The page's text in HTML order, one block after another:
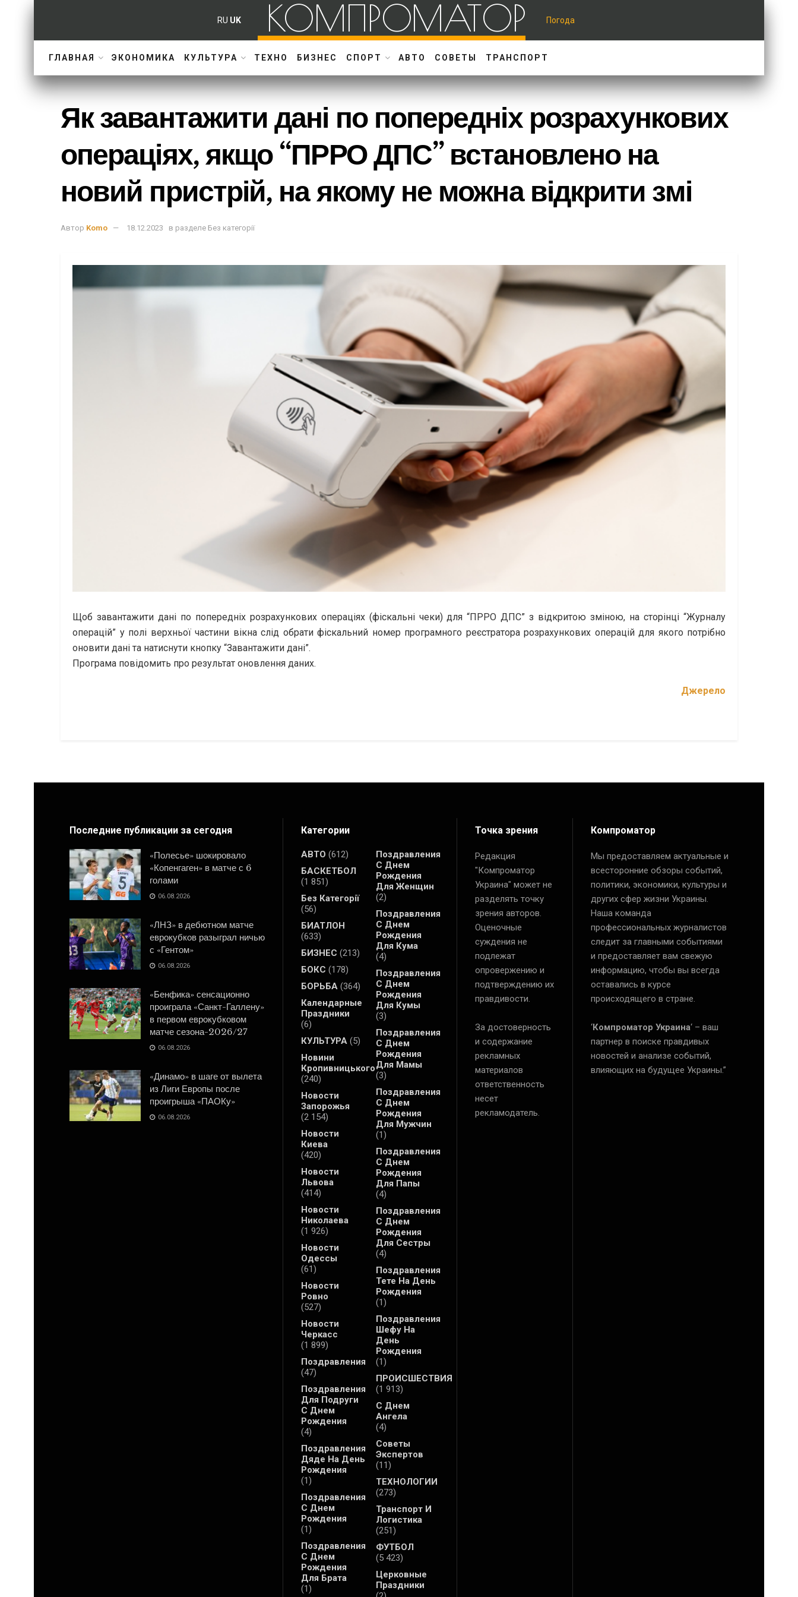
RU UK КОМПРОМАТОР Погода
ГЛАВНАЯ ЭКОНОМИКА КУЛЬТУРА ТЕХНО БИЗНЕС СПОРТ АВТО СОВЕТЫ ТРАНСПОРТ
Як завантажити дані по попередніх розрахункових
операціях, якщо “ПРРО ДПС” встановлено на
новий пристрій, на якому не можна відкрити змі
Автор Komo 18.12.2023 в разделе Без категорії
Щоб завантажити дані по попередніх розрахункових операціях (фіскальні чеки) для “ПРРО ДПС” з відкритою зміною, на сторінці “Журналу
операцій” у полі верхньої частини вікна слід обрати фіскальний номер програмного реєстратора розрахункових операцій для якого потрібно
оновити дані та натиснути кнопку “Завантажити дані”.
Програма повідомить про результат оновлення даних.
Джерело
Последние публикации за сегодня
«Полесье» шокировало
«Копенгаген» в матче с 6
голами
06.08.2026
«ЛНЗ» в дебютном матче
еврокубков разыграл ничью
с «Гентом»
06.08.2026
«Бенфика» сенсационно
проиграла «Санкт-Галлену»
в первом еврокубковом
матче сезона-2026/27
06.08.2026
«Динамо» в шаге от вылета
из Лиги Европы после
проигрыша «ПАОКу»
06.08.2026
Категории
АВТО (612)
БАСКЕТБОЛ
(1 851)
Без Категорії
(56)
БИАТЛОН
(633)
БИЗНЕС (213)
БОКС (178)
БОРЬБА (364)
Календарные
Праздники
(6)
КУЛЬТУРА (5)
Новини
Кропивницького
(240)
Новости
Запорожья
(2 154)
Новости
Киева
(420)
Новости
Львова
(414)
Новости
Николаева
(1 926)
Новости
Одессы
(61)
Новости
Ровно
(527)
Новости
Черкасс
(1 899)
Поздравления
(47)
Поздравления
Для Подруги
С Днем
Рождения
(4)
Поздравления
Дяде На День
Рождения
(1)
Поздравления
С Днем
Рождения
(1)
Поздравления
С Днем
Рождения
Для Брата
(1)
Поздравления
С Днем
Рождения
Для Женщин
(2)
Поздравления
С Днем
Рождения
Для Кума
(4)
Поздравления
С Днем
Рождения
Для Кумы
(3)
Поздравления
С Днем
Рождения
Для Мамы
(3)
Поздравления
С Днем
Рождения
Для Мужчин
(1)
Поздравления
С Днем
Рождения
Для Папы
(4)
Поздравления
С Днем
Рождения
Для Сестры
(4)
Поздравления
Тете На День
Рождения
(1)
Поздравления
Шефу На
День
Рождения
(1)
ПРОИСШЕСТВИЯ
(1 913)
С Днем
Ангела
(4)
Советы
Экспертов
(11)
ТЕХНОЛОГИИ
(273)
Транспорт И
Логистика
(251)
ФУТБОЛ
(5 423)
Церковные
Праздники
Точка зрения
Редакция
"Компроматор
Украина" может не
разделять точку
зрения авторов.
Оценочные
суждения не
подлежат
опровержению и
подтверждению их
правдивости.
За достоверность
и содержание
рекламных
материалов
ответственность
несет
рекламодатель.
Компроматор
Мы предоставляем актуальные и
всесторонние обзоры событий,
политики, экономики, культуры и
других сфер жизни Украины.
Наша команда
профессиональных журналистов
следит за главными событиями
и предоставляет вам свежую
информацию, чтобы вы всегда
оставались в курсе
происходящего в стране.
‘Компроматор Украина‘ – ваш
партнер в поиске правдивых
новостей и анализе событий,
влияющих на будущее Украины.”